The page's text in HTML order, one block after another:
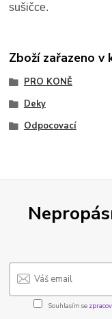
sušičce.
Zboží zařazeno v
PRO KONĚ
Deky
Odpocovací
Souhlasím se